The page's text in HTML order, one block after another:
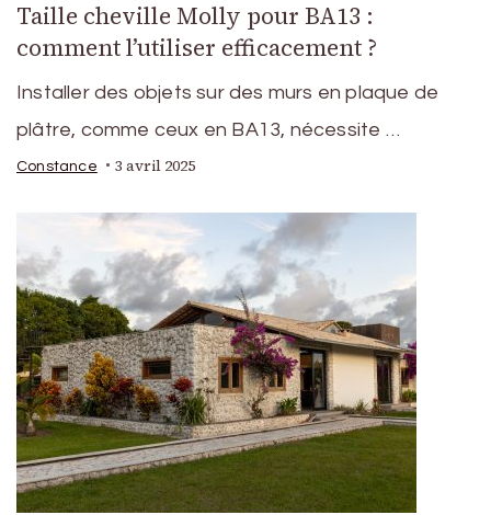
Taille cheville Molly pour BA13 :
comment l’utiliser efficacement ?
Installer des objets sur des murs en plaque de
plâtre, comme ceux en BA13, nécessite …
Constance 3 avril 2025